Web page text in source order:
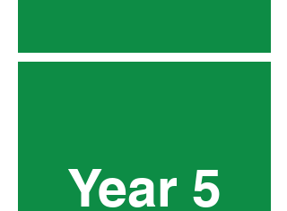
Year 5